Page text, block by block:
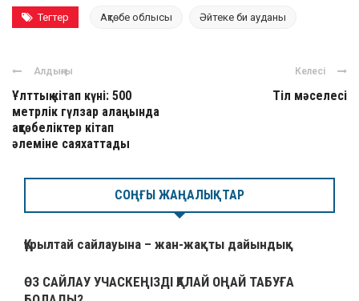
Тегтер Ақтөбе облысы Әйтеке би ауданы
Алдыңғы
Ұлттық кітап күні: 500
метрлік гүлзар алаңында
ақтөбеліктер кітап
әлеміне саяхаттады
Келесі
Тіл мәселесі
СОҢҒЫ ЖАҢАЛЫҚТАР
Құрылтай сайлауына – жан-жақты дайындық
ӨЗ САЙЛАУ УЧАСКЕҢІЗДІ ҚАЛАЙ ОҢАЙ ТАБУҒА